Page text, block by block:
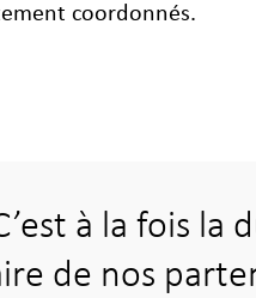
coordonnés.
à la fois
de nos